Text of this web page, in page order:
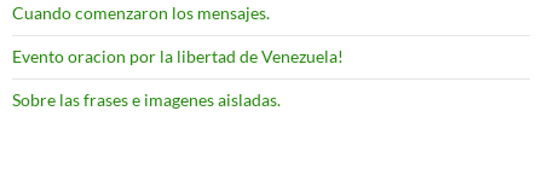
Cuando comenzaron los mensajes.
Evento oracion por la libertad de Venezuela!
Sobre las frases e imagenes aisladas.